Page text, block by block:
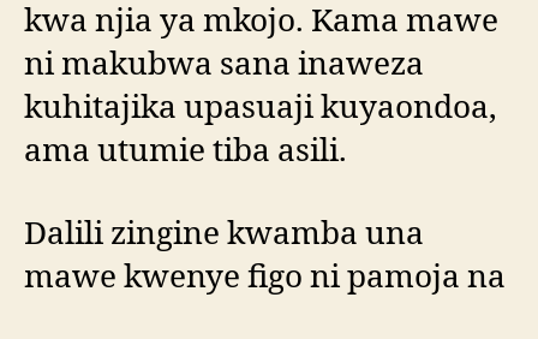
kwa njia ya mkojo. Kama mawe
ni makubwa sana inaweza
kuhitajika upasuaji kuyaondoa,
ama utumie tiba asili.
Dalili zingine kwamba una
mawe kwenye figo ni pamoja na